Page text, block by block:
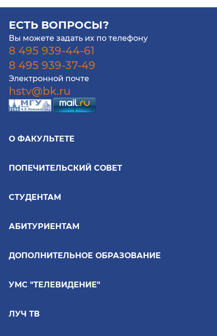
ЕСТЬ ВОПРОСЫ?
Вы можете задать их по телефону
8 495 939-44-61
8 495 939-37-49
Электронной почте
hstv@bk.ru
О ФАКУЛЬТЕТЕ
ПОПЕЧИТЕЛЬСКИЙ СОВЕТ
СТУДЕНТАМ
АБИТУРИЕНТАМ
ДОПОЛНИТЕЛЬНОЕ ОБРАЗОВАНИЕ
УМС "ТЕЛЕВИДЕНИЕ"
ЛУЧ ТВ